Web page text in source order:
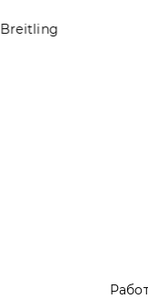
Breitling